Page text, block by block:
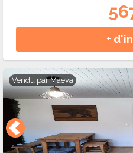
+
Vendu parMaeva